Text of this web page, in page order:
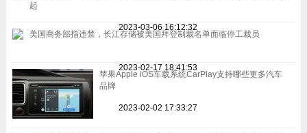
起
2023-03-06 16:12:32
美国商务部指违禁，长江存储被美国拜登制裁名单面临停工裁员
2023-02-17 18:41:53
苹果Apple iOS车载系统CarPlay支持哪些更多汽车
品牌
2023-02-02 17:33:27